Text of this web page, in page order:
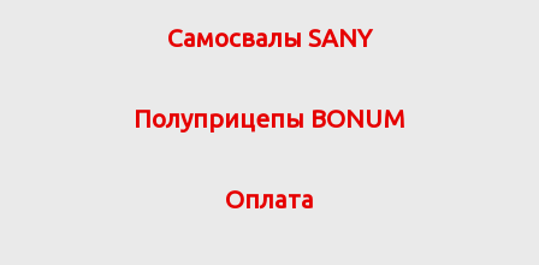
Самосвалы SANY
Полуприцепы BONUM
Оплата